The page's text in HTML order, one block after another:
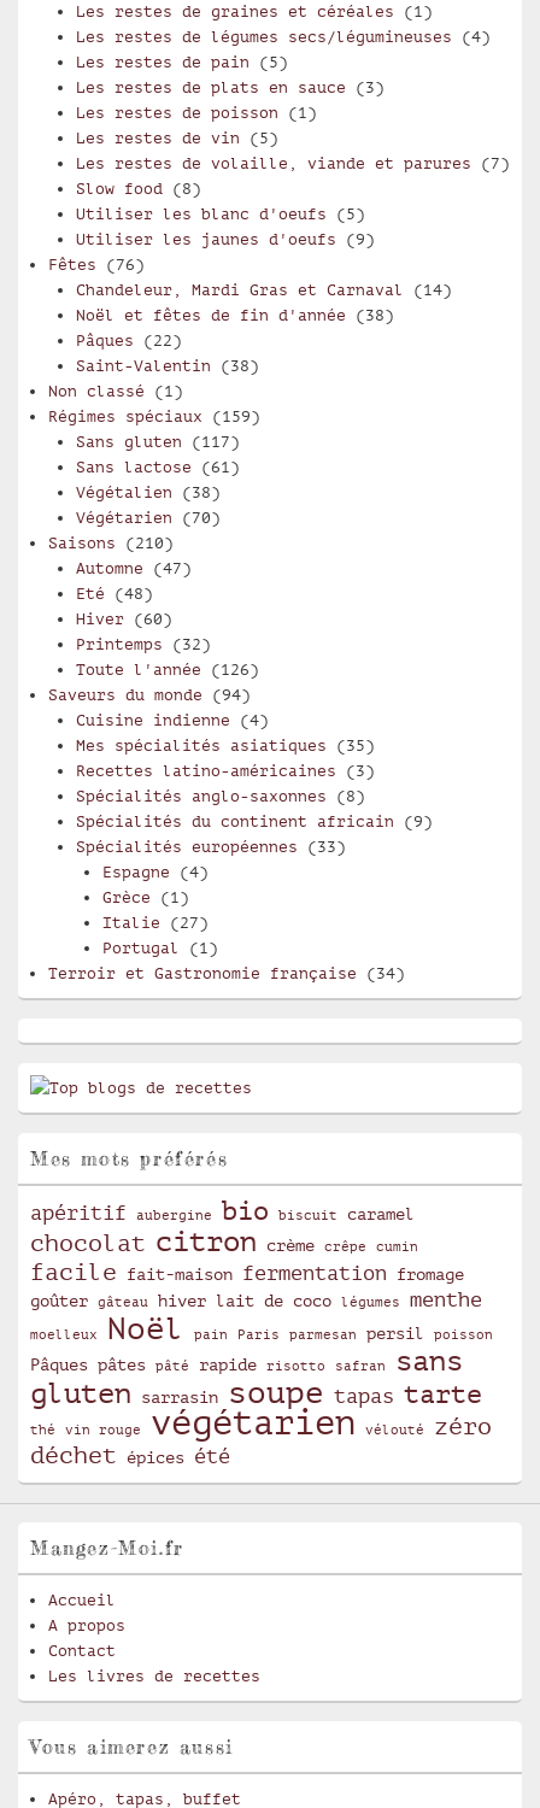
Les restes de graines et céréales (1)
Les restes de légumes secs/légumineuses (4)
Les restes de pain (5)
Les restes de plats en sauce (3)
Les restes de poisson (1)
Les restes de vin (5)
Les restes de volaille, viande et parures (7)
Slow food (8)
Utiliser les blanc d'oeufs (5)
Utiliser les jaunes d'oeufs (9)
Fêtes (76)
Chandeleur, Mardi Gras et Carnaval (14)
Noël et fêtes de fin d'année (38)
Pâques (22)
Saint-Valentin (38)
Non classé (1)
Régimes spéciaux (159)
Sans gluten (117)
Sans lactose (61)
Végétalien (38)
Végétarien (70)
Saisons (210)
Automne (47)
Eté (48)
Hiver(60)
Printemps (32)
Toute l'année (126)
Saveurs du monde (94)
Cuisine indienne (4)
Mes spécialités asiatiques (35)
Recettes latino-américaines (3)
Spécialités anglo-saxonnes (8)
Spécialités du continent africain (9)
Spécialités européennes (33)
Espagne (4)
Grèce (1)
Italie (27)
Portugal
(1)
Terroir et Gastronomie française (34)
Mes mots préférés
apéritif aubergine bio biscuit caramel
chocolat citron crème crêpe cumin
facile fait-maison fermentation
fromage
goûter
gâteau hiver lait de coco légumes menthe
moelleux Noël pain Paris parmesan persil poisson
Pâques pâtes pâté rapide risotto safran
sans
gluten
sarrasin soupe tapas tarte
thé vin rouge végétarien vélouté
zéro
déchet
épices été
Mangez-Moi.fr
Accueil
A propos
Contact
Les livres de recettes
Vous aimerez aussi
Apéro, tapas, buffet